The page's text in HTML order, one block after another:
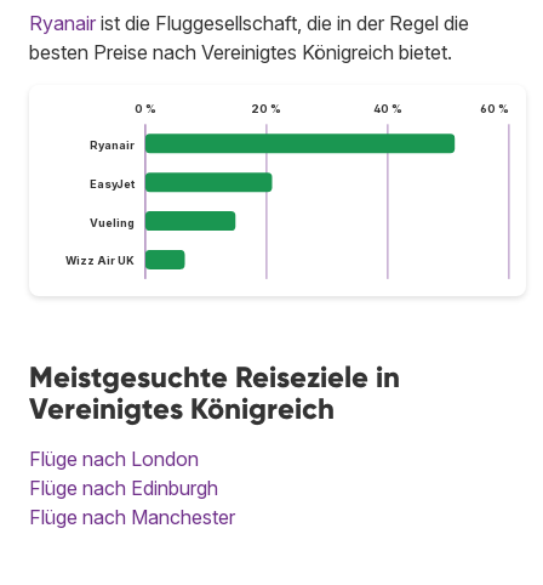
Ryanair ist die Fluggesellschaft, die in der Regel die
besten Preise nach Vereinigtes Königreich bietet.
0 % 20 % 40 % 60 %
Ryanair
EasyJet
Vueling
Wizz Air UK
Meistgesuchte Reiseziele in
Vereinigtes Königreich
Flüge nach London
Flüge nach Edinburgh
Flüge nach Manchester